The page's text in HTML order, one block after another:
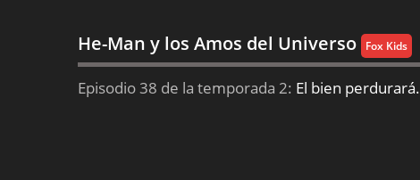
He-Man y los Amos del Universo Fox Kids
Episodio 38 de la temporada 2: El bien perdurará.